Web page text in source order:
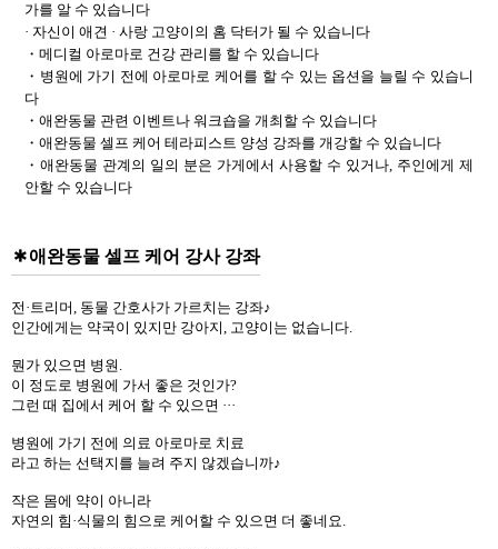
가를 알 수 있습니다
· 자신이 애견 · 사랑 고양이의 홈 닥터가 될 수 있습니다
・메디컬 아로마로 건강 관리를 할 수 있습니다
・병원에 가기 전에 아로마로 케어를 할 수 있는 옵션을 늘릴 수 있습니
다
・애완동물 관련 이벤트나 워크숍을 개최할 수 있습니다
・애완동물 셀프 케어 테라피스트 양성 강좌를 개강할 수 있습니다
・애완동물 관계의 일의 분은 가게에서 사용할 수 있거나, 주인에게 제
안할 수 있습니다
애완동물 셀프 케어 강사 강좌
전·트리머, 동물 간호사가 가르치는 강좌♪
인간에게는 약국이 있지만 강아지, 고양이는 없습니다.
뭔가 있으면 병원.
이 정도로 병원에 가서 좋은 것인가?
그런 때 집에서 케어 할 수 있으면 ···
병원에 가기 전에 의료 아로마로 치료
라고 하는 선택지를 늘려 주지 않겠습니까♪
작은 몸에 약이 아니라
자연의 힘·식물의 힘으로 케어할 수 있으면 더 좋네요.